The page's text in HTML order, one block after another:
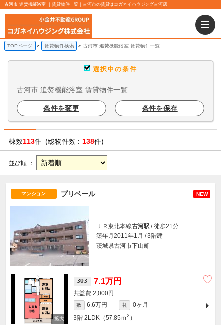
古河市 追焚機能浴室 ｜賃貸物件一覧｜古河市の賃貸はコガネイハウジング古河店
TOPページ 賃貸物件検索 古河市 追焚機能浴室 賃貸物件一覧
選択中の条件
古河市 追焚機能浴室 賃貸物件一覧
条件を変更 条件を保存
棟数113件 (総物件数： 138件)
並び順 ：
マンション プリベール NEW
ＪＲ東北本線古河駅 / 徒歩21分
築年月2011年1月 / 3階建
茨城県古河市下山町
303 7.1万円
2,000円
敷 6.6万円 礼
0ヶ月
3階 2LDK（57.85ｍ2 ）